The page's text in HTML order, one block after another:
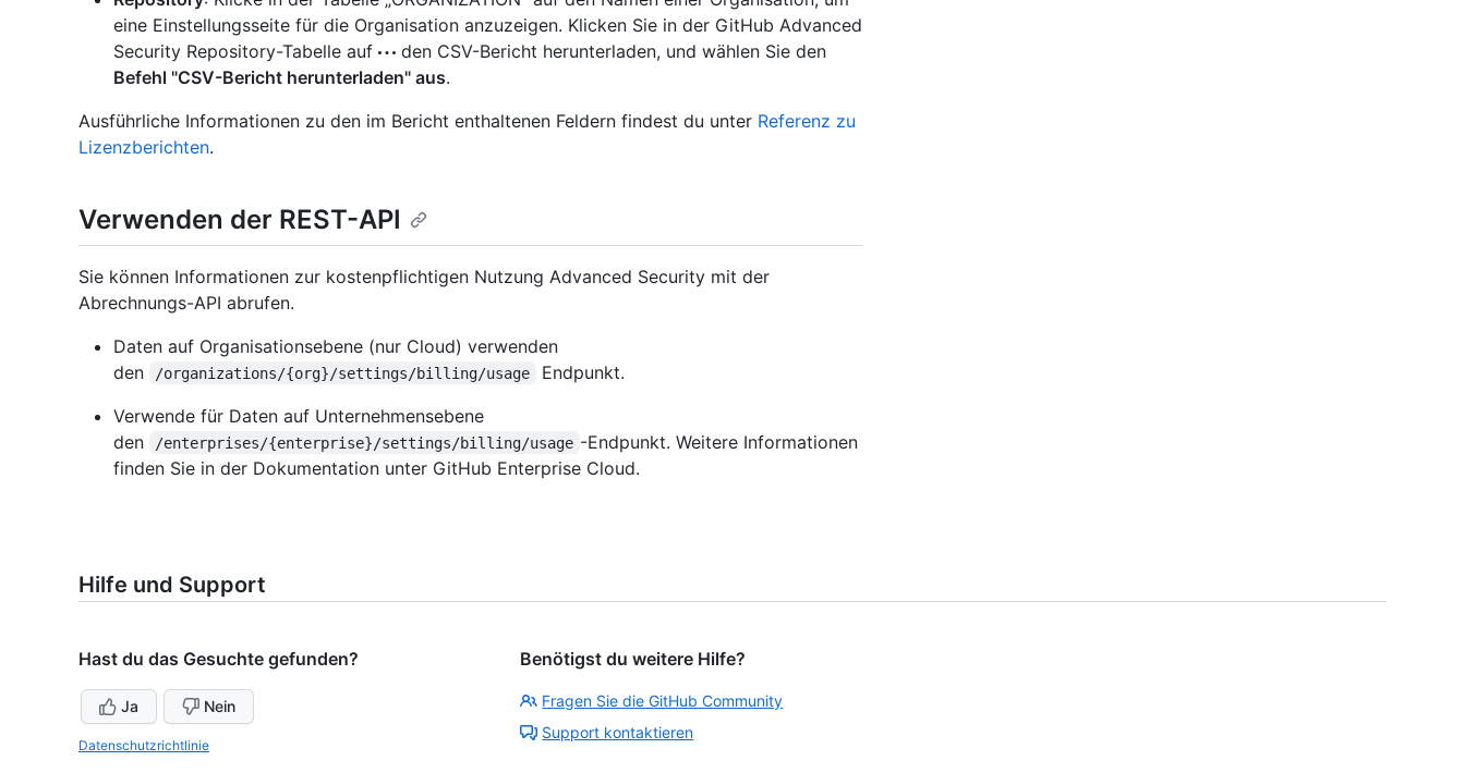
eine Einstellungsseite für die Organisation anzuzeigen. Klicken Sie in der GitHub Advanced
Security Repository-Tabelle auf
den CSV-Bericht herunterladen, und wählen Sie den
Befehl "CSV-Bericht herunterladen" aus.
Ausführliche Informationen zu den im Bericht enthaltenen Feldern findest du unter Referenz zu
Lizenzberichten.
Verwenden der REST-API
Sie können Informationen zur kostenpflichtigen Nutzung Advanced Security mit der
Abrechnungs-API abrufen.
Daten auf Organisationsebene (nur Cloud) verwenden
den
/organizations/{org}/settings/billing/usage
Endpunkt.
Verwende für Daten auf Unternehmensebene
den
/enterprises/{enterprise}/settings/billing/usage -Endpunkt. Weitere Informationen
finden Sie in der Dokumentation unter GitHub Enterprise Cloud.
Hilfe und Support
Hast du das Gesuchte gefunden?
Ja Nein
Datenschutzrichtlinie
Benötigst du weitere Hilfe?
Fragen Sie die GitHub Community
Support kontaktieren